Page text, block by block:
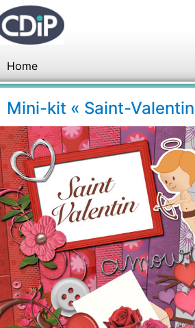
Home
Mini-kit « Saint-